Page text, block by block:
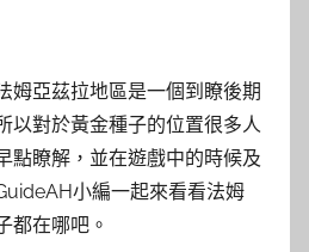
姆亞茲拉地區是一個到瞭後期
以對於黃金種子的位置很多人
點瞭解，並在遊戲中的時候及
小編一起來看看法姆
都在哪吧。